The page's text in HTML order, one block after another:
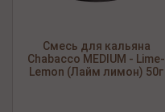
Смесь для кальяна
Chabacco MEDIUM - Lime-
Lemon (Лайм лимон) 50г